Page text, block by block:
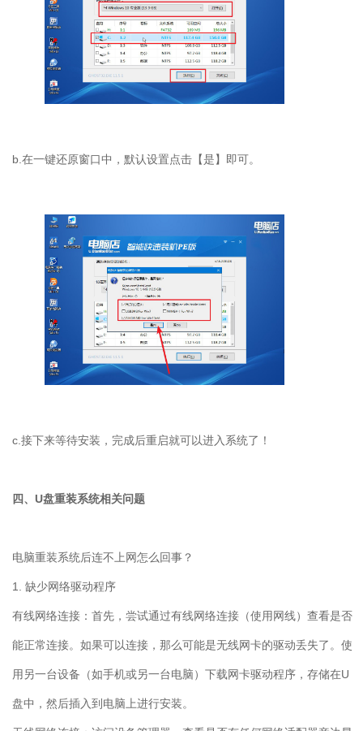
b. 在一键还原窗口中，默认设置点击【是】即可。
c. 接下来等待安装，完成后重启就可以进入系统了！
四、 U盘重装系统相关问题
电脑重装系统后连不上网怎么回事？
1. 缺少网络驱动程序
有线网络连接：首先，尝试通过有线网络连接（使用网线）查看是否
能正常连接。如果可以连接，那么可能是无线网卡的驱动丢失了。使
用另一台设备（如手机或另一台电脑）下载网卡驱动程序，存储在U
盘中，然后插入到电脑上进行安装。